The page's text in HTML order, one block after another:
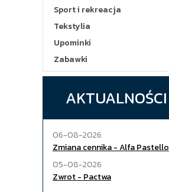
Sport i rekreacja
Tekstylia
Upominki
Zabawki
AKTUALNOŚCI
06-08-2026
Zmiana cennika - Alfa Pastello
05-08-2026
Zwrot - Pactwa